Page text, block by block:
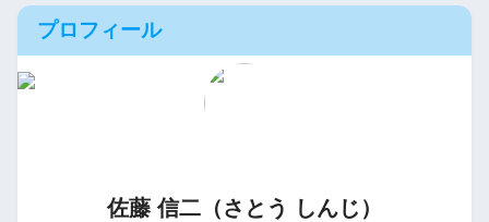
プロフィール
佐藤 信二（さとう しんじ）